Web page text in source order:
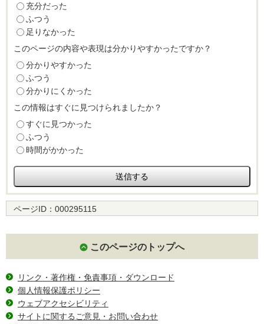
充分だった
ふつう
足りなかった
このページの内容や表現は分かりやすかったですか？
分かりやすかった
ふつう
分かりにくかった
この情報はすぐに見つけられましたか？
すぐに見つかった
ふつう
時間がかかった
ページID： 000295115
このページのトップへ
リンク・著作権・免責事項・ダウンロード
個人情報保護ポリシー
ウェブアクセシビリティ
サイトに関するご意見・お問い合わせ